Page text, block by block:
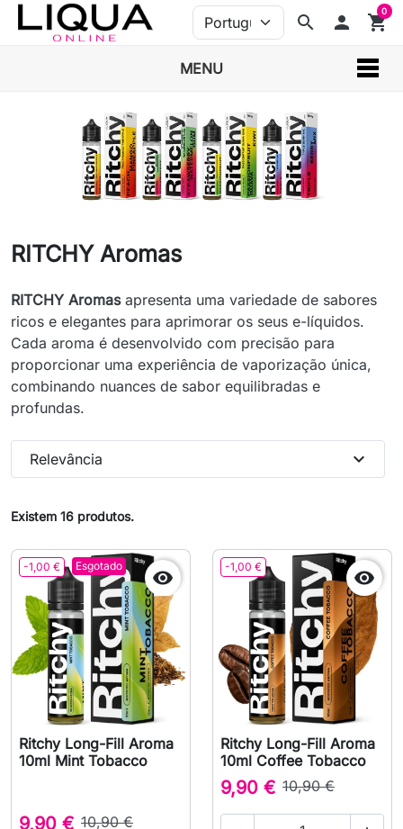
search person shopping_cart
0
MENU
RITCHY Aromas
RITCHY Aromasapresenta uma variedade de sabores
ricos e elegantes para aprimorar os seus e-líquidos.
Cada aroma é desenvolvido com precisão para
proporcionar uma experiência de vaporização única,
combinando nuances de sabor equilibradas e
profundas.
Existem 16 produtos.
Relevância expand_more
-1,00 € Esgotado

Ritchy Long-Fill Aroma
10ml Mint Tobacco
9,90 € 10,90 €
-1,00 € 
Ritchy Long-Fill Aroma
10ml Coffee Tobacco
9,90 € 10,90 €